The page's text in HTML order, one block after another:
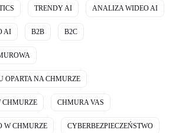
TRENDY AI ANALIZA WIDEO AI
AI B2B B2C
OPARTA NA CHMURZE
CHMURZE CHMURA VAS
W CHMURZE CYBERBEZPIECZEŃSTWO